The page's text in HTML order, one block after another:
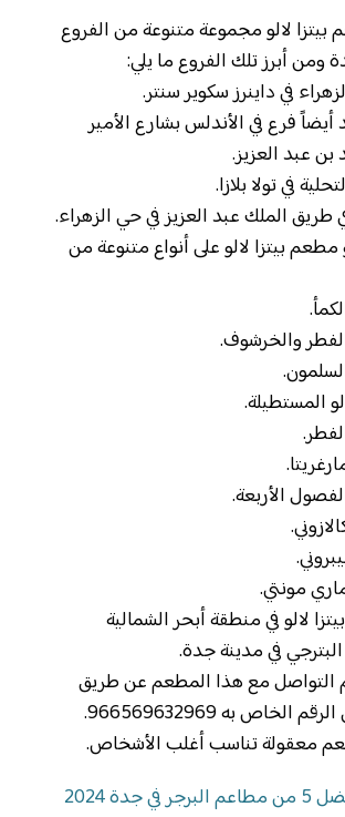
لالو مجموعة متنوعة من الفروع
ومن أبرز تلك الفروع ما يلي:
في داينرز سكوير سنتر.
أيضاً فرع في الأندلس بشارع الأمير
عبد العزيز.
في تولا بلازا.
طريق الملك عبد العزيز في حي الزهراء.
بيتزا لالو على أنواع متنوعة من
الفطر والخرشوف.
المستطيلة.
الأربعة.
مونتي.
لالو في منطقة أبحر الشمالية
في مدينة جدة.
التواصل مع هذا المطعم عن طريق
الخاص به 966569632969.
معقولة تناسب أغلب الأشخاص.
جدة 2024